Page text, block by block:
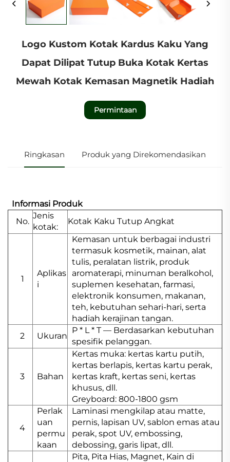
Logo Kustom Kotak Kardus Kaku Yang
Dapat Dilipat Tutup Buka Kotak Kertas
Mewah Kotak Kemasan Magnetik Hadiah
Permintaan
Ringkasan Produk yang Direkomendasikan
Informasi Produk
No.
Jenis
kotak:
Kotak Kaku Tutup Angkat
1
Aplikas
i
Kemasan untuk berbagai industri
termasuk kosmetik, mainan, alat
tulis, peralatan listrik, produk
aromaterapi, minuman beralkohol,
suplemen kesehatan, farmasi,
elektronik konsumen, makanan,
teh, kebutuhan sehari-hari, serta
hadiah kerajinan tangan.
2
Ukuran
P * L * T — Berdasarkan kebutuhan
spesifik pelanggan.
3 Bahan
Kertas muka: kertas kartu putih,
kertas berlapis, kertas kartu perak,
kertas kraft, kertas seni, kertas
khusus, dll.
Greyboard: 800-1800 gsm
4
Perlak
uan
permu
kaan
Laminasi mengkilap atau matte,
pernis, lapisan UV, sablon emas atau
perak, spot UV, embossing,
debossing, garis lipat, dll.
Pita, Pita Hias, Magnet, Kain di